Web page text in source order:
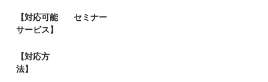
【対応可能
サービス】
セミナー
【対応方
法】